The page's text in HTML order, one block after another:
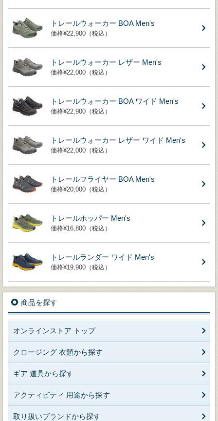
トレールウォーカー BOA Men's
価格¥22,900（税込）
トレールウォーカー レザー Men's
価格¥22,000（税込）
トレールウォーカー BOA ワイド Men's
価格¥22,900（税込）
トレールウォーカー レザー ワイド Men's
価格¥22,000（税込）
トレールフライヤー BOA Men's
価格¥20,000（税込）
トレールホッパー Men's
価格¥16,800（税込）
トレールランダー ワイド Men's
価格¥19,900（税込）
商品を探す
オンラインストア トップ
クロージング 衣類から探す
ギア 道具から探す
アクティビティ 用途から探す
取り扱いブランドから探す